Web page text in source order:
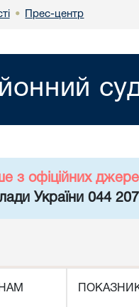
• Прес-центр
з офіційних
України 044